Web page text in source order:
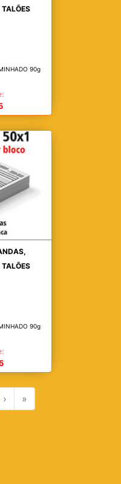
TALÕES
90g
TALÕES
90g
› »